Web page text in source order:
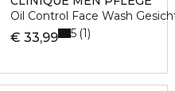
Oil Control Face Wash
€ 33,99 5 1